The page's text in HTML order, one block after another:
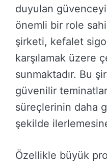
duyulan güvenceyi
önemli bir role
şirketi, kefalet
karşılamak üzere
sunmaktadır. Bu
güvenilir
süreçlerinin daha
şekilde
Özellikle büyük